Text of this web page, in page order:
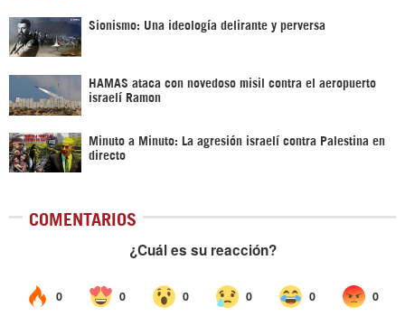
Sionismo: Una ideología delirante y perversa
HAMAS ataca con novedoso misil contra el aeropuerto
israelí Ramon
Minuto a Minuto: La agresión israelí contra Palestina en
directo
COMENTARIOS